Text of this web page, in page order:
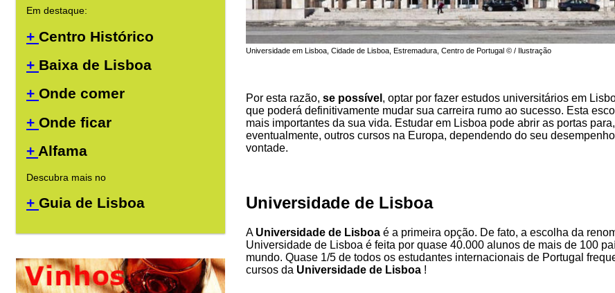
Em destaque:
+ Centro Histórico
+ Baixa de Lisboa
+ Onde comer
+ Onde ficar
+ Alfama
Descubra mais no
+ Guia de Lisboa
Universidade em Lisboa, Cidade de Lisboa, Estremadura, Centro de Portugal © / Ilustração
Por esta razão, se possível , optar por fazer estudos universitários em
que poderá definitivamente mudar sua carreira rumo ao sucesso. Esta
mais importantes da sua vida. Estudar em Lisboa pode abrir as portas para,
eventualmente, outros cursos na Europa, dependendo do seu
vontade.
Universidade de Lisboa
A Universidade de Lisboa é a primeira opção. De fato, a escolha da
Universidade de Lisboa é feita por quase 40.000 alunos de mais de 100
mundo. Quase 1/5 de todos os estudantes internacionais de Portugal
cursos da Universidade de Lisboa !